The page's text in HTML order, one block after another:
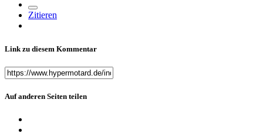
Zitieren
Link zu diesem Kommentar
Auf anderen Seiten teilen